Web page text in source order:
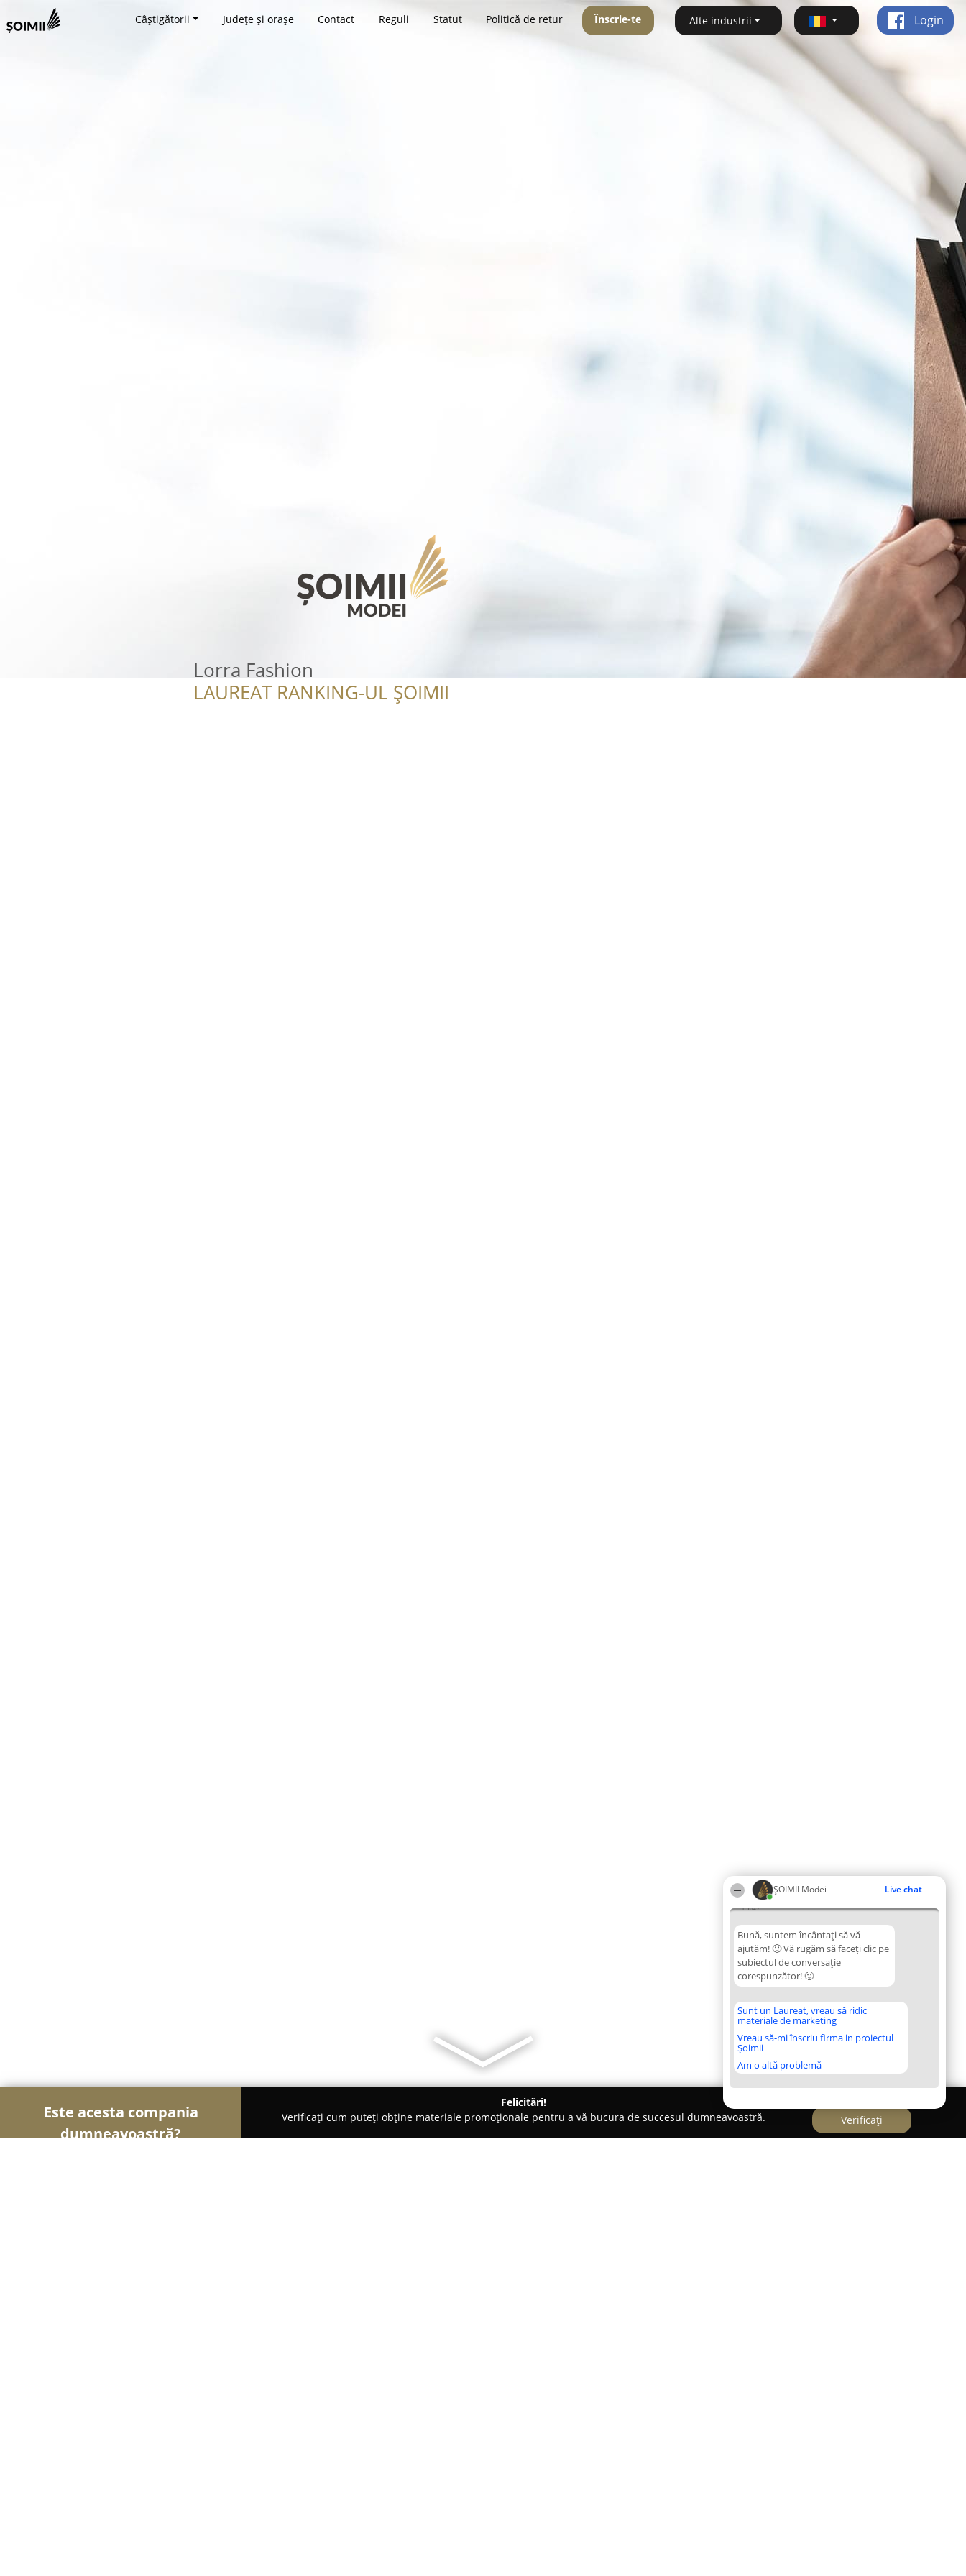
ȘOIMII Modei Live chat
13:47
Bună, suntem încântați să vă
ajutăm! 🙂 Vă rugăm să faceți clic pe
subiectul de conversație
corespunzător! 🙂
Sunt un Laureat, vreau să ridic
materiale de marketing
Vreau să-mi înscriu firma in proiectul
Șoimii
Am o altă problemă
Câștigătorii Județe și orașe Contact Reguli Statut Politică de retur Înscrie-te Alte industrii Login
Lorra Fashion
LAUREAT RANKING-UL ȘOIMII
Este acesta compania
dumneavoastră?
Felicitări!
Verificați cum puteți obține materiale promoționale pentru a vă bucura de succesul dumneavoastră.
Verificați